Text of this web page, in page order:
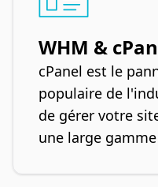
WHM &
cPanel est le
populaire de
de gérer votre
une large